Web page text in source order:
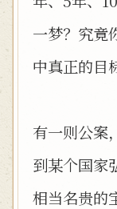
一梦？究竟
中真正的目
有一则公案
到某个国家
相当名贵的